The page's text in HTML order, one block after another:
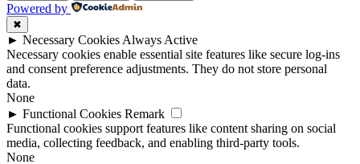
Powered by
✖
► Necessary Cookies Always Active
Necessary cookies enable essential site features like secure log-ins
and consent preference adjustments. They do not store personal
data.
None
► Functional Cookies Remark
Functional cookies support features like content sharing on social
media, collecting feedback, and enabling third-party tools.
None